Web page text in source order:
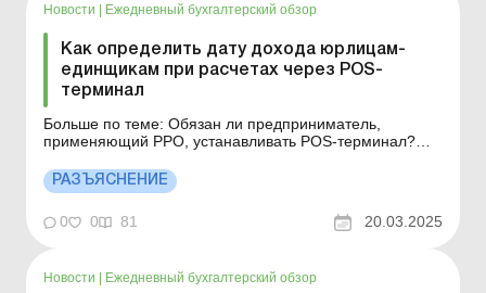
Новости | Ежедневный бухгалтерский обзор
Как определить дату дохода юрлицам-
единщикам при расчетах через POS-
терминал
Больше по теме: Обязан ли предприниматель,
применяющий РРО, устанавливать POS-терминал?
Юридические лица – плательщики единого налога
третьей группы, осуществляющие расчеты с помощью
POS-терминалов с выдачей фискального (кассового)
чека, да...
РАЗЪЯСНЕНИЕ
0 0 81 20.03.2025
Новости | Ежедневный бухгалтерский обзор